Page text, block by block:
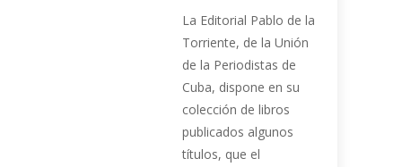
La Editorial Pablo de la
Torriente, de la Unión
de la Periodistas de
Cuba, dispone en su
colección de libros
publicados algunos
títulos, que el